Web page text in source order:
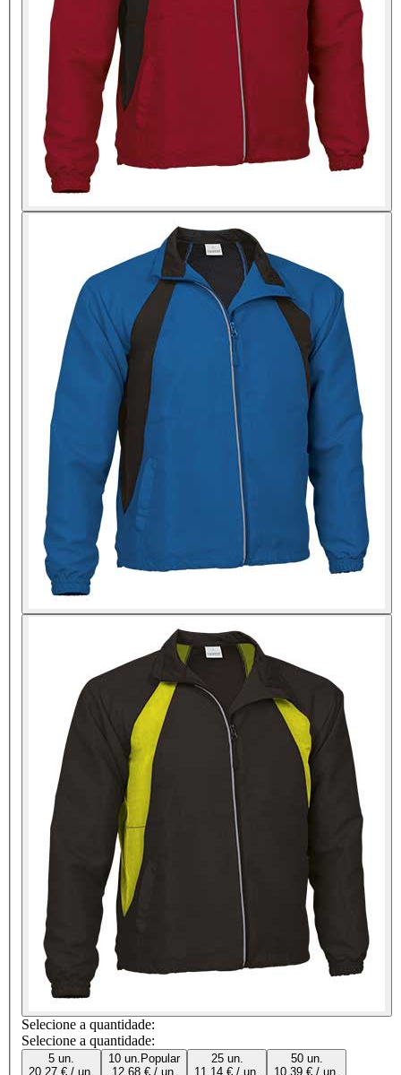
Selecione a quantidade:
Selecione a quantidade:
5 un.
20,27 € / un.
10 un. Popular
12,68 € / un.
25 un.
11,14 € / un.
50 un.
10,39 € / un.